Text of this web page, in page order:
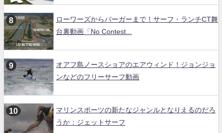
ローワーズからバーガーまで！サーフ・ランチCT舞
台裏動画「No Contest...
オアフ島ノースショアのエアウィンド！ジョンジョ
ンなどのフリーサーフ動画
マリンスポーツの新たなジャンルとなりえるのだろ
うか：ジェットサーフ